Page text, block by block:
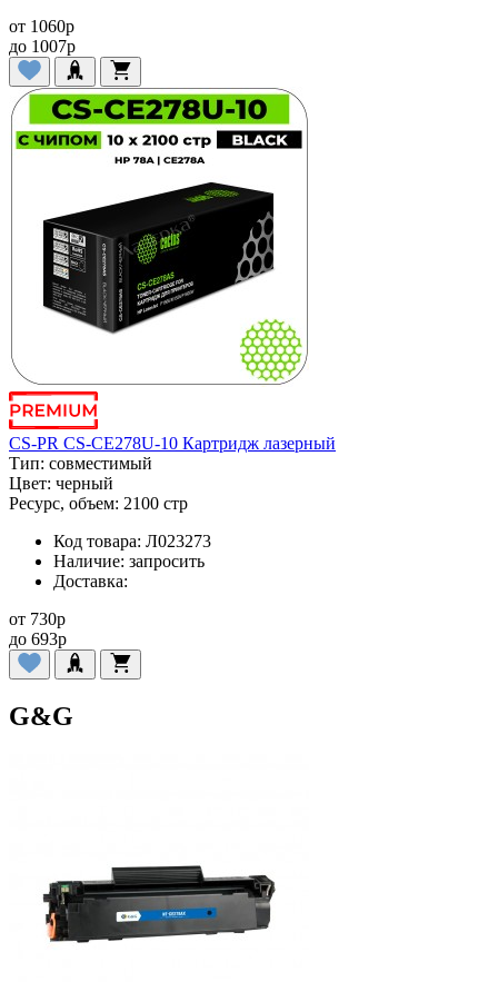
от 1060p
до 1007p
CS-PR CS-CE278U-10 Картридж лазерный
Тип: совместимый
Цвет: черный
Ресурс, объем: 2100 стр
Код товара: Л023273
Наличие: запросить
Доставка:
от 730p
до 693p
G&G